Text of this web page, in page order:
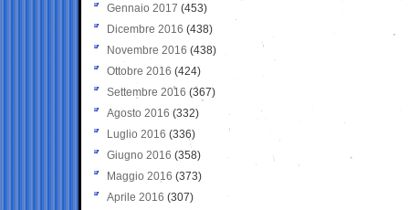
Gennaio 2017 (453)
Dicembre 2016 (438)
Novembre 2016 (438)
Ottobre 2016 (424)
Settembre 2016 (367)
Agosto 2016 (332)
Luglio 2016 (336)
Giugno 2016 (358)
Maggio 2016 (373)
Aprile 2016 (307)